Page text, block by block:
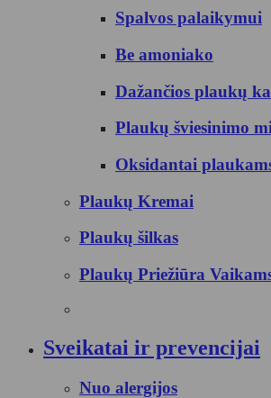
Spalvos palaikymui
Be amoniako
Dažančios plaukų
Plaukų šviesinimo
Oksidantai
Plaukų Kremai
Plaukų šilkas
Plaukų Priežiūra
Sveikatai ir prevencijai
Nuo alergijos